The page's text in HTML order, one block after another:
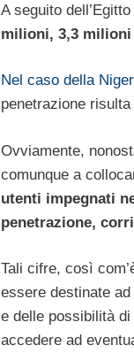
A seguito
milioni, 3,3
Nel caso della
penetrazione
Ovviamente,
comunque a
utenti impegnati
penetrazione,
Tali cifre, così
essere destinate ad
e delle possibilità
accedere ad